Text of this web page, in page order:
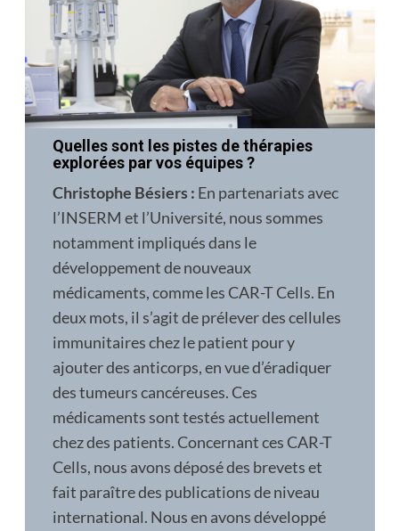
Quelles sont les pistes de thérapies
explorées par vos équipes ?
Christophe Bésiers : En partenariats avec
l’INSERM et l’Université, nous sommes
notamment impliqués dans le
développement de nou­veaux
médicaments, comme les CAR-T Cells. En
deux mots, il s’agit de prélever des cellules
immunitaires chez le patient pour y
ajouter des anticorps, en vue d’éradiquer
des tumeurs cancéreuses. Ces
médicaments sont testés actuelle­ment
chez des patients. Concernant ces CAR-T
Cells, nous avons déposé des brevets et
fait paraître des publications de niveau
international. Nous en avons déve­loppé